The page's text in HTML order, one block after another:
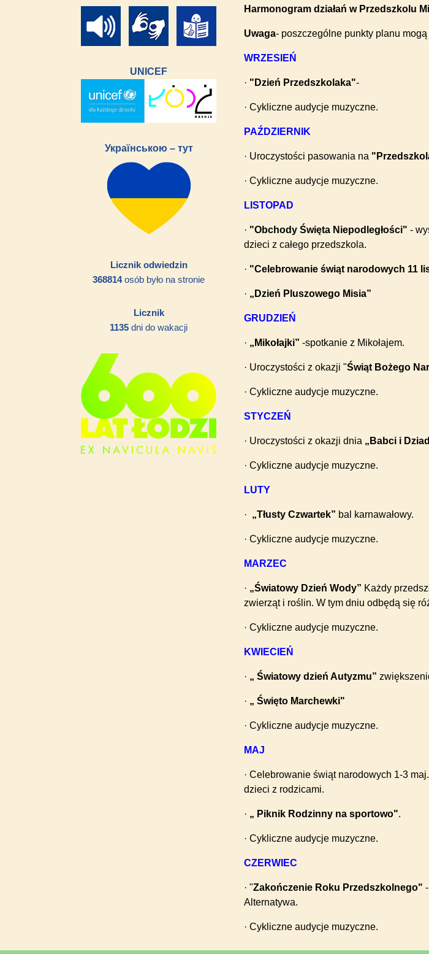
Harmonogram działań w Przedszkolu
Uwaga- poszczególne punkty planu
WRZESIEŃ
· "Dzień Przedszkolaka"-
· Cykliczne audycje muzyczne.
PAŹDZIERNIK
· Uroczystości pasowania na
· Cykliczne audycje muzyczne.
LISTOPAD
· "Obchody Święta Niepodległości"-
dzieci z całego przedszkola.
· "Celebrowanie świąt narodowych 11
· „Dzień Pluszowego Misia”
GRUDZIEŃ
· „Mikołajki” -spotkanie z Mikołajem.
· Uroczystości z okazji "Świąt Bożego
· Cykliczne audycje muzyczne.
STYCZEŃ
· Uroczystości z okazji dnia „Babci i
· Cykliczne audycje muzyczne.
LUTY
· „Tłusty Czwartek” bal karnawałowy.
· Cykliczne audycje muzyczne.
MARZEC
· „Światowy Dzień Wody” Każdy
zwierząt i roślin. W tym dniu odbędą się
· Cykliczne audycje muzyczne.
KWIECIEŃ
· „ Światowy dzień Autyzmu”
· „ Święto Marchewki"
· Cykliczne audycje muzyczne.
MAJ
· Celebrowanie świąt narodowych 1-3 maj.
dzieci z rodzicami.
· „ Piknik Rodzinny na sportowo".
· Cykliczne audycje muzyczne.
CZERWIEC
· "Zakończenie Roku Przedszkolnego"
Alternatywa.
· Cykliczne audycje muzyczne.
UNICEF
Українською – тут
Licznik odwiedzin
368814osób było na stronie
Licznik
1135 dni do wakacji